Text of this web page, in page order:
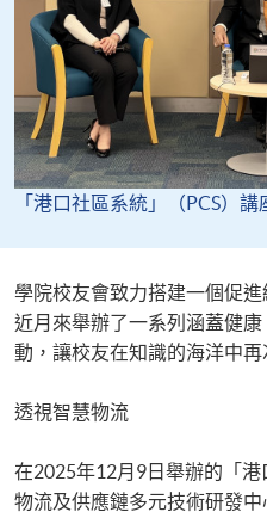
「港口社區系統」（PCS）講
學院校友會致力搭建一個促
近月來舉辦了一系列涵蓋健
動，讓校友在知識的海洋中再
​​透視智慧物流​
在2025年12月9日舉辦的「港
物流及供應鏈多元技術研發